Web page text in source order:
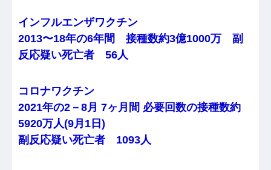
インフルエンザワクチン
2013〜18年の6年間 接種数約3億1000万 副
反応疑い死亡者 56人
コロナワクチン
2021年の2－8月 7ヶ月間 必要回数の接種数約
5920万人(9月1日)
副反応疑い死亡者 1093人